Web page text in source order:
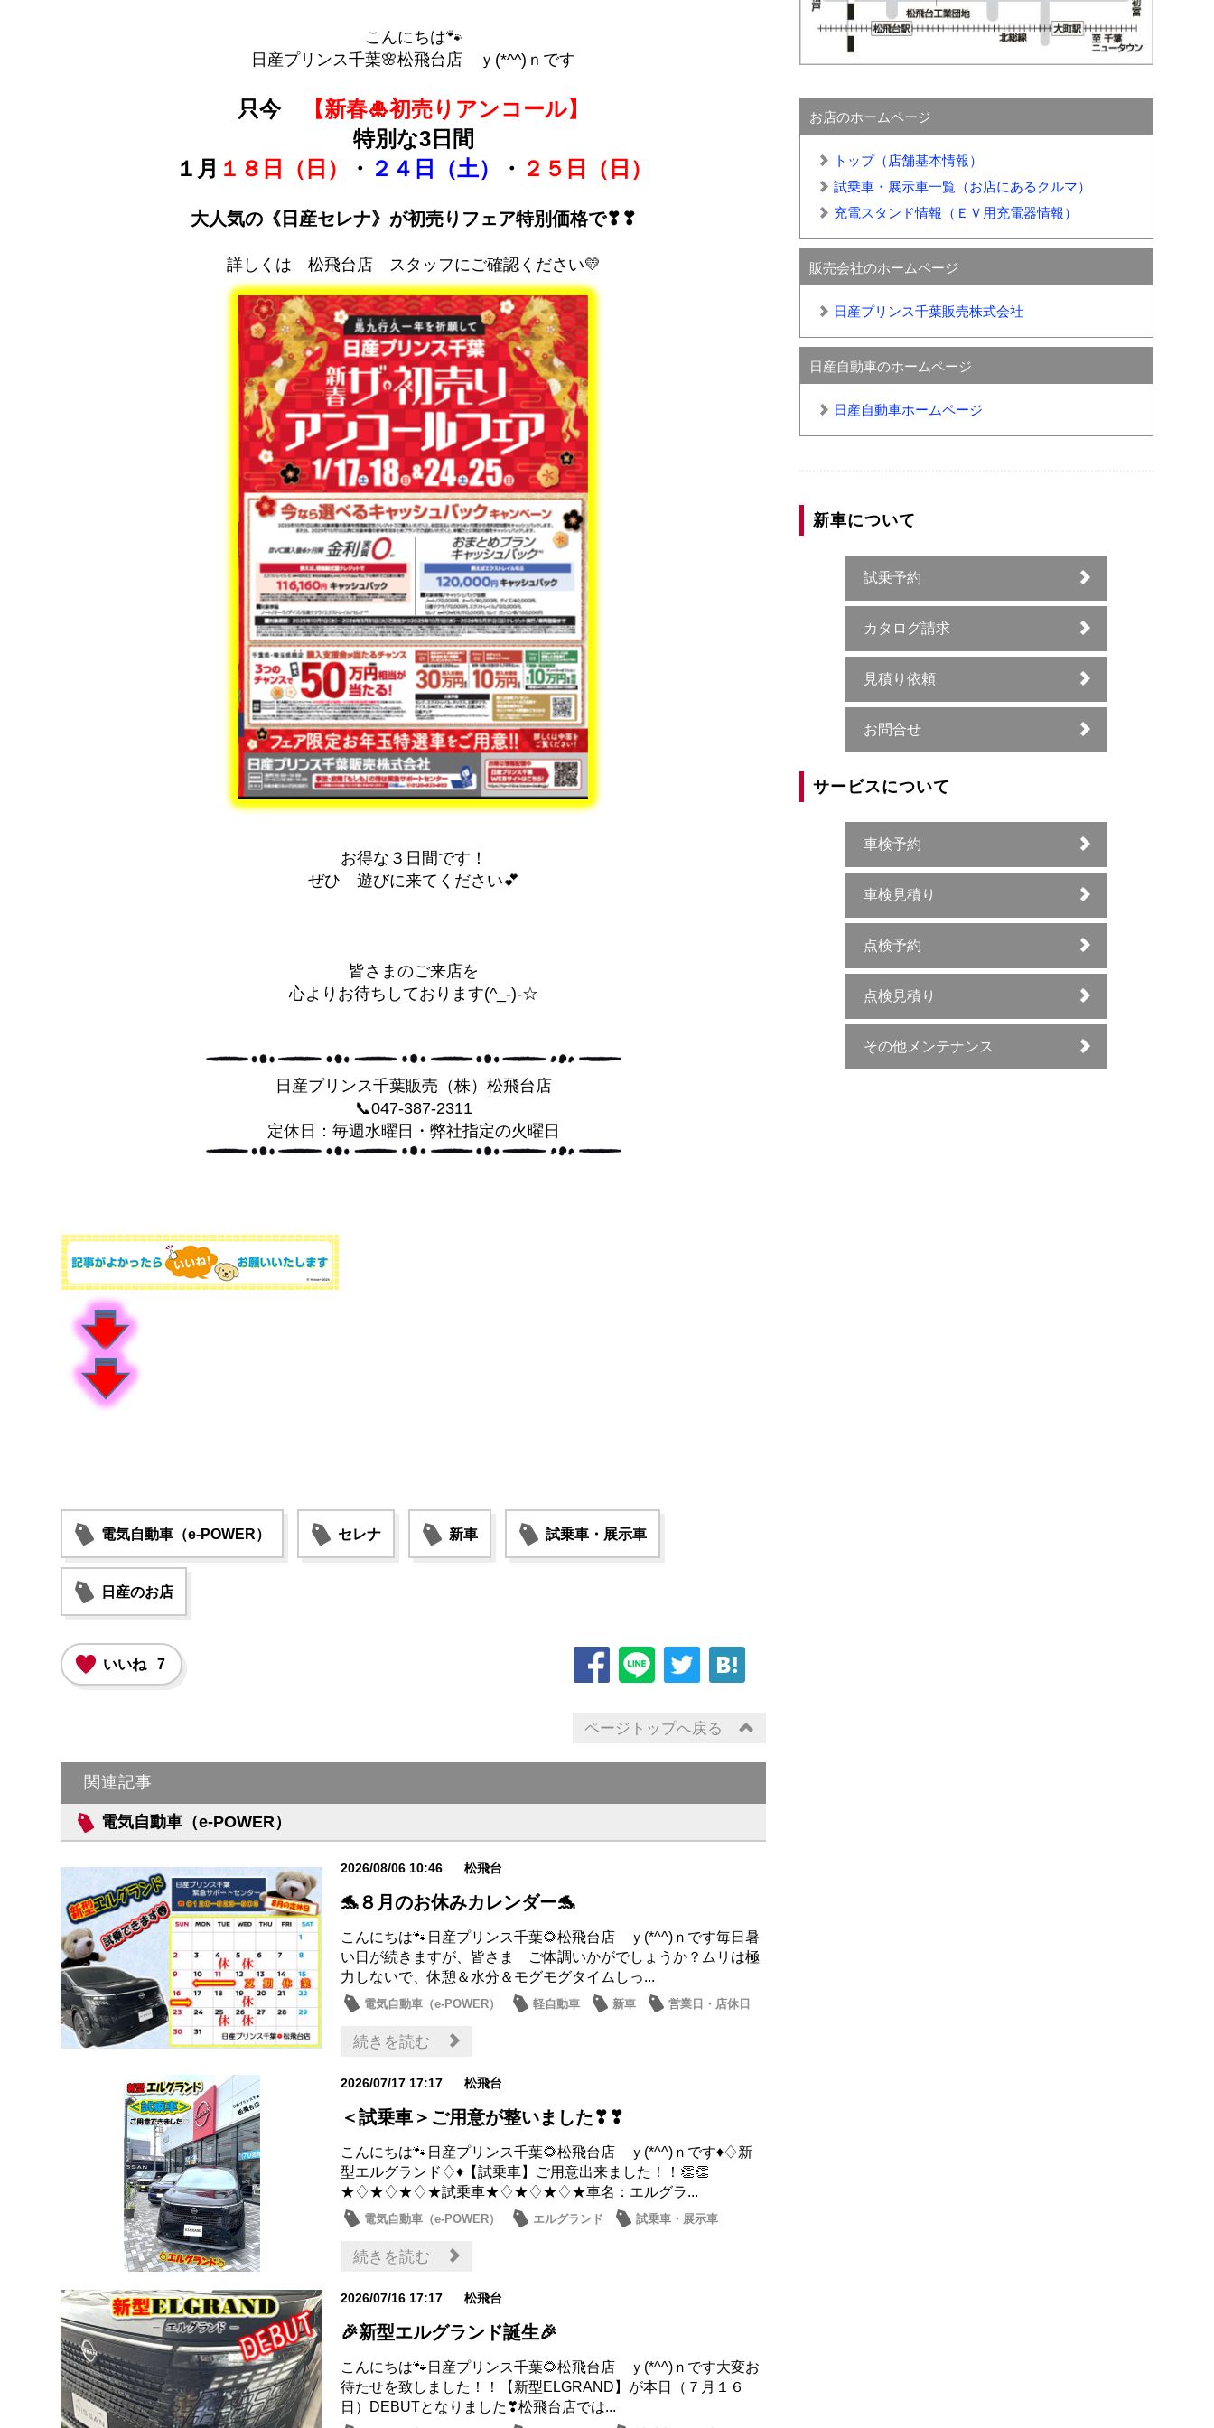
こんにちは🐾
日産プリンス千葉🌸松飛台店 ｙ(*^^)ｎです
只今
【新春🎍初売りアンコール】
特別な3日間
１月 １８日（日） ・ ２４日（土） ・ ２５日（日）
大人気の《日産セレナ》が初売りフェア特別価格で❣❣
詳しくは 松飛台店 スタッフにご確認ください💛
お得な３日間です！
ぜひ 遊びに来てください💕
皆さまのご来店を
心よりお待ちしております(^_-)-☆
日産プリンス千葉販売（株）松飛台店
📞047-387-2311
定休日：毎週水曜日・弊社指定の火曜日
電気自動車（e-POWER） セレナ 新車 試乗車・展示車
日産のお店
いいね 7
ページトップへ戻る
関連記事
電気自動車（e-POWER）
2026/08/06 10:46 松飛台
🐬８月のお休みカレンダー🐬
こんにちは🐾日産プリンス千葉🌻松飛台店 ｙ(*^^)ｎです毎日暑
い日が続きますが、皆さま ご体調いかがでしょうか？ムリは極
力しないで、休憩＆水分＆モグモグタイムしっ...
電気自動車（e-POWER） 軽自動車 新車
営業日・店休日
続きを読む
2026/07/17 17:17 松飛台
＜試乗車＞ご用意が整いました❣❣
こんにちは🐾日産プリンス千葉🌻松飛台店 ｙ(*^^)ｎです♦♢新
型エルグランド♢♦【試乗車】ご用意出来ました！！👏👏
★♢★♢★♢★試乗車★♢★♢★♢★車名：エルグラ...
電気自動車（e-POWER） エルグランド
試乗車・展示車
日産のお店
続きを読む
2026/07/16 17:17 松飛台
🎉新型エルグランド誕生🎉
こんにちは🐾日産プリンス千葉🌻松飛台店 ｙ(*^^)ｎです大変お
待たせを致しました！！【新型ELGRAND】が本日（７月１６
日）DEBUTとなりました❣松飛台店では...
お店のホームページ
トップ（店舗基本情報）
試乗車・展示車一覧（お店にあるクルマ）
充電スタンド情報（ＥＶ用充電器情報）
販売会社のホームページ
日産プリンス千葉販売株式会社
日産自動車のホームページ
日産自動車ホームページ
新車について
試乗予約
カタログ請求
見積り依頼
お問合せ
サービスについて
車検予約
車検見積り
点検予約
点検見積り
その他メンテナンス